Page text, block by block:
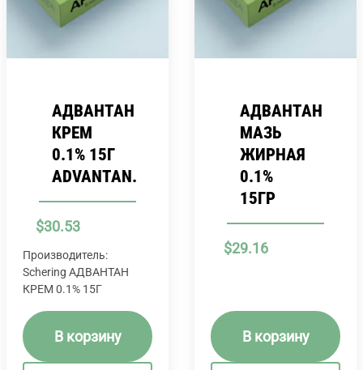
АДВАНТАН
КРЕМ
0.1% 15Г
ADVANTAN.
$30.53
Производитель:
Schering АДВАНТАН
КРЕМ 0.1% 15Г
В корзину
АДВАНТАН
МАЗЬ
ЖИРНАЯ
0.1%
15ГР
$29.16
В корзину